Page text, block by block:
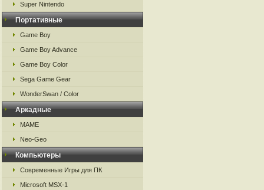
Super Nintendo
Портативные
Game Boy
Game Boy Advance
Game Boy Color
Sega Game Gear
WonderSwan / Color
Аркадные
MAME
Neo-Geo
Компьютеры
Современные Игры для ПК
Microsoft MSX-1